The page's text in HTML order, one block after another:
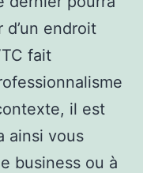
endroit
fait
il est
ainsi vous
business ou à